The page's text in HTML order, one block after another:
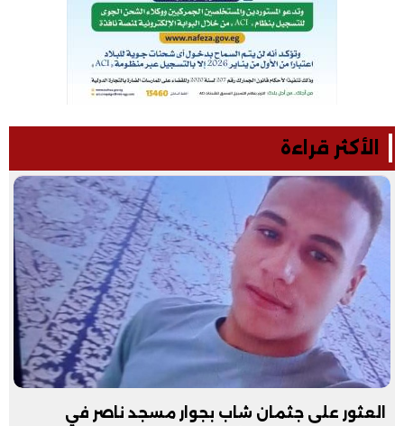
الأكثر قراءة
العثور على جثمان شاب بجوار مسجد ناصر في